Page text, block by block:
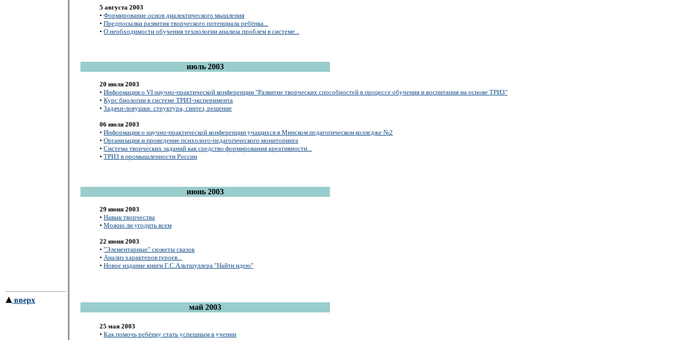
5 августа 2003
• Формирование основ диалектического мышления
• Предпосылки развития творческого потенциала ребёнка...
• О необходимости обучения технологии анализа проблем в системе...
июль 2003
20 июля 2003
• Информация о VI научно-практической конференции "Развитие творческих способностей в процессе обучения и воспитания на основе ТРИЗ"
• Курс биологии в системе ТРИЗ-эксперимента
• Задачи-ловушки: структура, синтез, решение
06 июля 2003
• Информация о научно-практической конференции учащихся в Минском педагогическом колледже №2
• Организация и проведение психолого-педагогического мониторинга
• Система творческих заданий как средство формирования креативности...
• ТРИЗ в промышленности России
июнь 2003
29 июня 2003
• Навык творчества
• Можно ли угодить всем
22 июня 2003
• "Элементарные" сюжеты сказок
• Анализ характеров героев...
• Новое издание книги Г.С.Альтшуллера "Найти идею"
вверх
май 2003
25 мая 2003
• Как помочь ребёнку стать успешным в учении